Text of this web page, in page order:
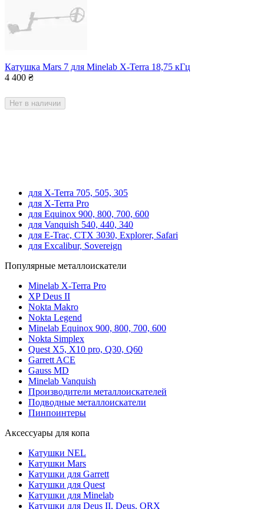
Катушка Mars 7 для Minelab X-Terra 18,75 кГц
4 400 ₴
Нет в наличии
для X-Terra 705, 505, 305
для X-Terra Pro
для Equinox 900, 800, 700, 600
для Vanquish 540, 440, 340
для E-Trac, CTX 3030, Explorer, Safari
для Excalibur, Sovereign
Популярные металлоискатели
Minelab X-Terra Pro
XP Deus II
Nokta Makro
Nokta Legend
Minelab Equinox 900, 800, 700, 600
Nokta Simplex
Quest X5, X10 pro, Q30, Q60
Garrett ACE
Gauss MD
Minelab Vanquish
Производители металлоискателей
Подводные металлоискатели
Пинпоинтеры
Аксессуары для копа
Катушки NEL
Катушки Mars
Катушки для Garrett
Катушки для Quest
Катушки для Minelab
Катушки для Deus II, Deus, ORX